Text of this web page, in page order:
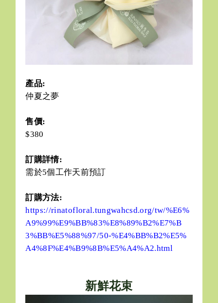
產品:
仲夏之夢
售價:
$380
訂購詳情:
需於5個工作天前預訂
訂購方法:
https://rinatofloral.tungwahcsd.org/tw/%E6%
A9%99%E9%BB%83%E8%89%B2%E7%B
3%BB%E5%88%97/50-%E4%BB%B2%E5%
A4%8F%E4%B9%8B%E5%A4%A2.html
新鮮花束